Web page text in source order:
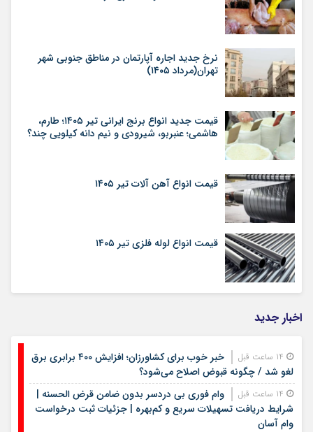
نرخ جدید اجاره آپارتمان در مناطق جنوبی شهر
تهران(مرداد ۱۴۰۵)
قیمت جدید انواع برنج ایرانی تیر ۱۴۰۵؛ طارم،
هاشمی؛ عنبربو، شیرودی و نیم دانه کیلویی چند؟
قیمت انواع آهن آلات تیر ۱۴۰۵
قیمت انواع لوله فلزی تیر ۱۴۰۵
اخبار جدید
خبر خوب برای کشاورزان؛ افزایش ۴۰۰ برابری برق
لغو شد / چگونه قبوض اصلاح می‌شود؟
وام فوری بی دردسر بدون ضامن قرض الحسنه |
شرایط دریافت تسهیلات سریع و کم‌بهره | جزئیات ثبت درخواست
وام آسان